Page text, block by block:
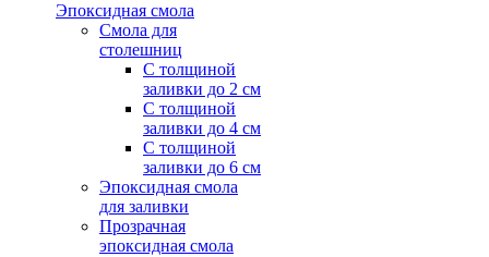
Эпоксидная смола
Смола для
столешниц
С толщиной
заливки до 2 см
С толщиной
заливки до 4 см
С толщиной
заливки до 6 см
Эпоксидная смола
для заливки
Прозрачная
эпоксидная смола